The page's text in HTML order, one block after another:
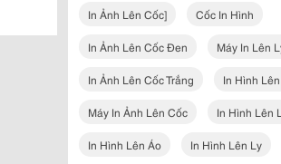
In Ảnh Lên Cốc] Cốc In Hình
In Ảnh Lên Cốc Đen Máy In Lên
In Ảnh Lên Cốc Trắng In Hình
Máy In Ảnh Lên Cốc In Hình Lên
In Hình Lên Áo In Hình Lên Ly